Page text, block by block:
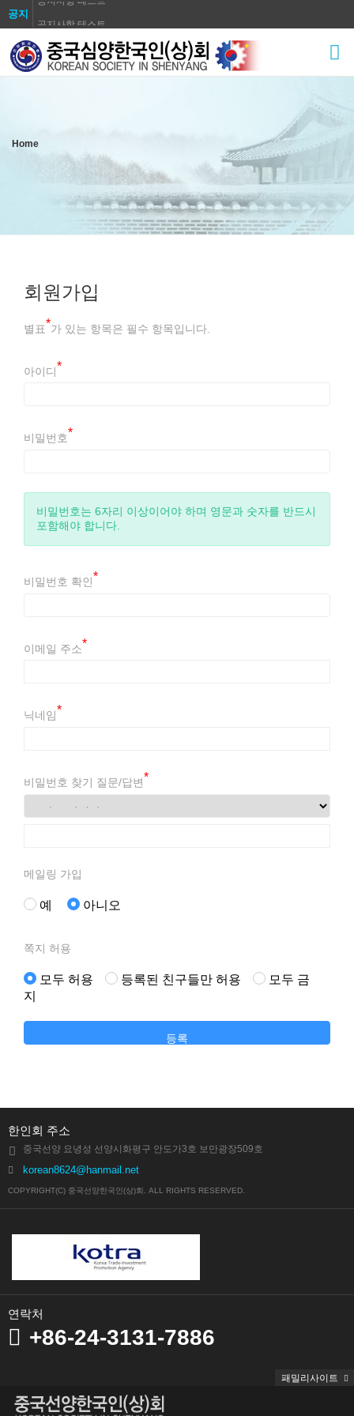
공지
공지사항 테스트
공지사항 테스트
공지사항 테스트
공지사항 테스트
공지사항 테스트
Home
회원가입
별표*가 있는 항목은 필수 항목입니다.
아이디*
비밀번호*
비밀번호는 6자리 이상이어야 하며 영문과 숫자를 반드시
포함해야 합니다.
비밀번호 확인*
이메일 주소*
닉네임*
비밀번호 찾기 질문/답변*
메일링 가입
예 아니오
쪽지 허용
모두 허용 등록된 친구들만 허용
모두 금
지
한인회 주소
중국선양 요녕성 선양시화평구 안도가3호 보만광장509호
korean8624@hanmail.net
COPYRIGHT(C) 중국선양한국인(상)회. ALL RIGHTS RESERVED.
연락처
+86-24-3131-7886
패밀리사이트